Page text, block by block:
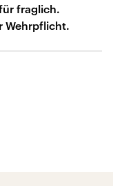
fraglich.
Wehrpflicht.